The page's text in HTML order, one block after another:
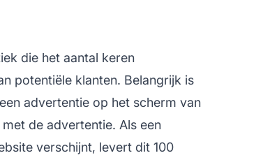
die het aantal keren
potentiële klanten. Belangrijk is
advertentie op het scherm van
de advertentie. Als een
verschijnt, levert dit 100